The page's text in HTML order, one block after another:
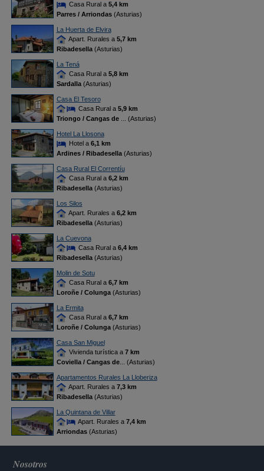
Casa Rural a 5,4 km
Parres / Arriondas(Asturias)
La Huerta de Elvira
Apart. Rurales a 5,7 km
Ribadesella(Asturias)
La Tená
Casa Rural a 5,8 km
Sardalla(Asturias)
Casa El Tesoro
Casa Rural a 5,9 km
Triongo / Cangas de
... (Asturias)
Hotel La Llosona
Hotel a 6,1 km
Ardines / Ribadesella(Asturias)
Casa Rural El Correntíu
Casa Rural a 6,2 km
Ribadesella(Asturias)
Los Silos
Apart. Rurales a 6,2 km
Ribadesella(Asturias)
La Cuevona
Casa Rural a 6,4 km
Ribadesella(Asturias)
Molin de Sotu
Casa Rural a 6,7 km
Loroñe / Colunga(Asturias)
La Ermita
Casa Rural a 6,7 km
Loroñe / Colunga(Asturias)
Casa San Miguel
Vivienda turística a 7 km
Coviella / Cangas de... (Asturias)
Apartamentos Rurales La Lloberiza
Apart. Rurales a 7,3 km
Ribadesella(Asturias)
La Quintana de Villar
Apart. Rurales a 7,4 km
Arriondas(Asturias)
Nosotros